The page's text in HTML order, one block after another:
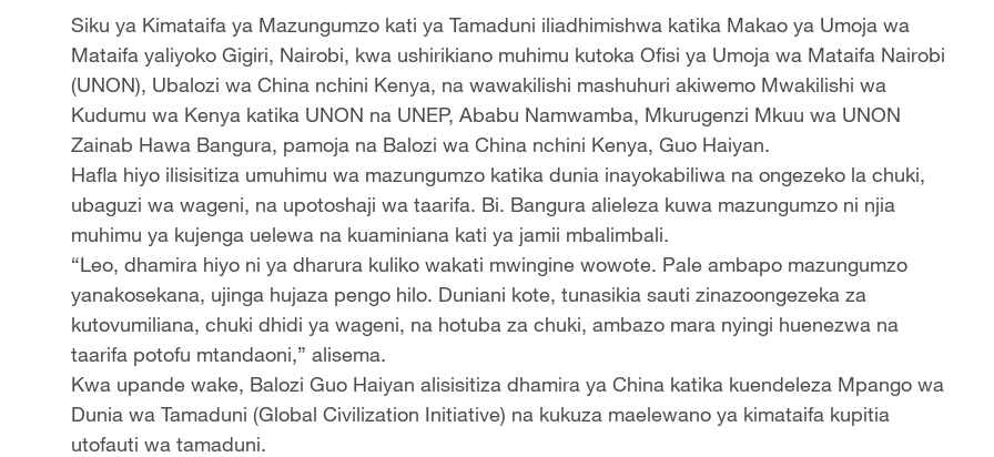
Siku ya Kimataifa ya Mazungumzo kati ya Tamaduni iliadhimishwa katika Makao ya Umoja wa
Mataifa yaliyoko Gigiri, Nairobi, kwa ushirikiano muhimu kutoka Ofisi ya Umoja wa Mataifa Nairobi
(UNON), Ubalozi wa China nchini Kenya, na wawakilishi mashuhuri akiwemo Mwakilishi wa
Kudumu wa Kenya katika UNON na UNEP, Ababu Namwamba, Mkurugenzi Mkuu wa UNON
Zainab Hawa Bangura, pamoja na Balozi wa China nchini Kenya, Guo Haiyan.
Hafla hiyo ilisisitiza umuhimu wa mazungumzo katika dunia inayokabiliwa na ongezeko la chuki,
ubaguzi wa wageni, na upotoshaji wa taarifa. Bi. Bangura alieleza kuwa mazungumzo ni njia
muhimu ya kujenga uelewa na kuaminiana kati ya jamii mbalimbali.
“Leo, dhamira hiyo ni ya dharura kuliko wakati mwingine wowote. Pale ambapo mazungumzo
yanakosekana, ujinga hujaza pengo hilo. Duniani kote, tunasikia sauti zinazoongezeka za
kutovumiliana, chuki dhidi ya wageni, na hotuba za chuki, ambazo mara nyingi huenezwa na
taarifa potofu mtandaoni,” alisema.
Kwa upande wake, Balozi Guo Haiyan alisisitiza dhamira ya China katika kuendeleza Mpango wa
Dunia wa Tamaduni (Global Civilization Initiative) na kukuza maelewano ya kimataifa kupitia
utofauti wa tamaduni.